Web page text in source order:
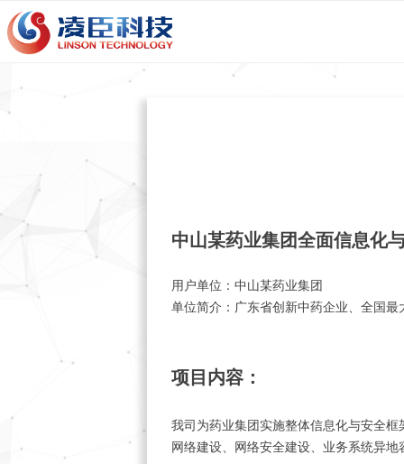
中山某药业集团全面信息化
用户单位：中山某药业集团
单位简介：广东省创新中药企业、全国
项目内容：
我司为药业集团实施整体信息化与安全
网络建设、网络安全建设、业务系统异